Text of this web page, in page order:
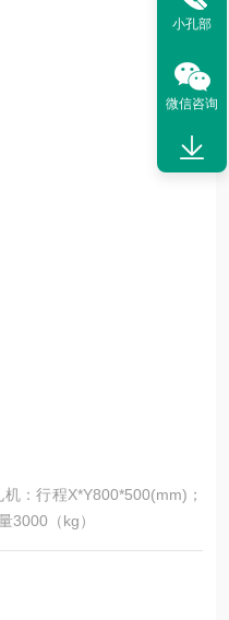
：行程X*Y800*500(mm)；
3000（kg）
小孔部
微信咨询